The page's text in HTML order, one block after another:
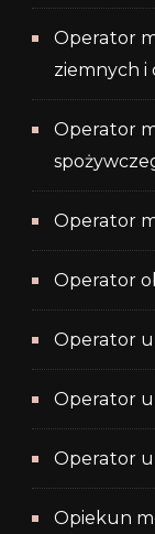
Operator
ziemnych i
Operator
Operator
Operator
Operator
Operator
Operator
Opiekun